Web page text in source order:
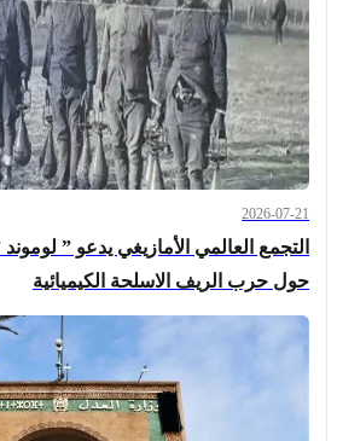
2026-07-21
التجمع العالمي الأمازيغي يدعو ”
حول حرب الريف الاسلحة الكيميائية